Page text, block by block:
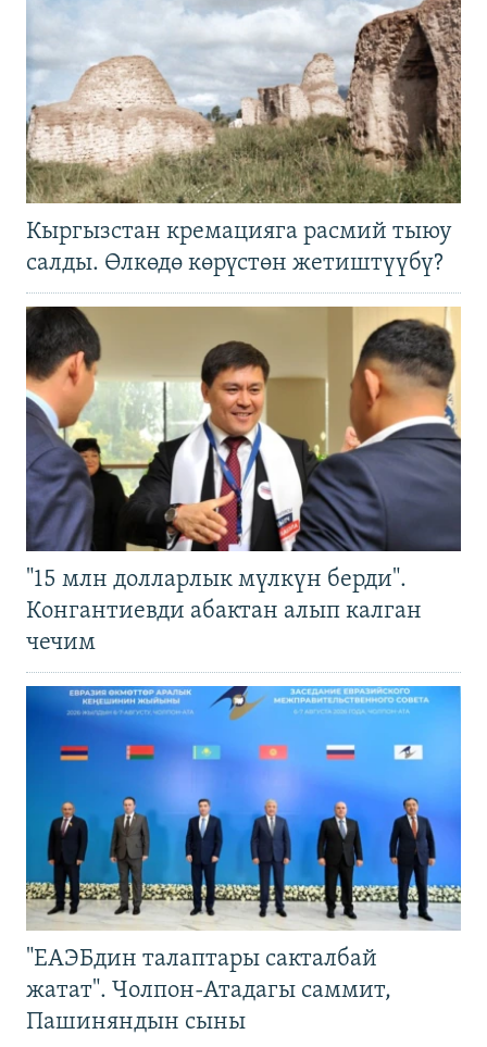
Кыргызстан кремацияга расмий тыюу
салды. Өлкөдө көрүстөн жетиштүүбү?
"15 млн долларлык мүлкүн берди".
Конгантиевди абактан алып калган
чечим
"ЕАЭБдин талаптары сакталбай
жатат". Чолпон-Атадагы саммит,
Пашиняндын сыны